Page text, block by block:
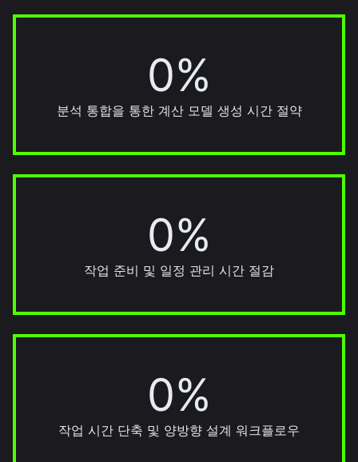
0%
70%
분석 통합을 통한 계산 모델 생성 시간 절약
0%
30%
작업 준비 및 일정 관리 시간 절감
0%
22%
작업 시간 단축 및 양방향 설계 워크플로우